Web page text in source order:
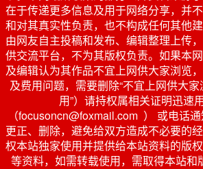
在于传递更多信息及用于网络分享，并
和对其真实性负责，也不构成任何其他
由网友自主投稿和发布、编辑整理上传
供交流平台，不为其版权负责。如果本
及编辑认为其作品不宜上网供大家浏览
及费用问题，需要删除“不宜上网供大
用”）请持权属相关证明迅速
（focusoncn@foxmail.com ） 或电话
更正、删除，避免给双方造成不必要的
权本站独家使用并提供给本站资料的版
等资料，如需转载使用，需取得本站和